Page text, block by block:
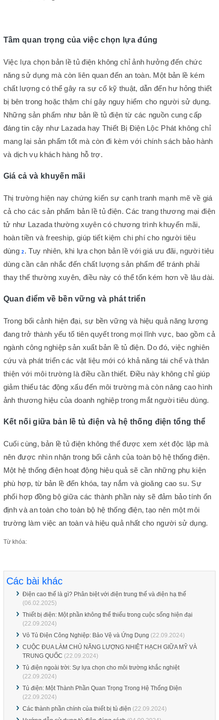
Tầm quan trọng của việc chọn lựa đúng
Việc lựa chọn bản lề tủ điện không chỉ ảnh hưởng đến chức
năng sử dụng mà còn liên quan đến an toàn. Một bản lề kém
chất lượng có thể gây ra sự cố kỹ thuật, dẫn đến hư hỏng thiết
bị bên trong hoặc thậm chí gây nguy hiểm cho người sử dụng.
Những sản phẩm như bản lề tủ điện từ các nguồn cung cấp
đáng tin cậy như Lazada hay Thiết Bị Điện Lộc Phát không chỉ
mang lại sản phẩm tốt mà còn đi kèm với chính sách bảo hành
và dịch vụ khách hàng hỗ trợ.
Giá cả và khuyến mãi
Thị trường hiện nay chứng kiến sự cạnh tranh mạnh mẽ về giá
cả cho các sản phẩm bản lề tủ điện. Các trang thương mại điện
tử như Lazada thường xuyên có chương trình khuyến mãi,
hoàn tiền và freeship, giúp tiết kiệm chi phí cho người tiêu
dùng2 . Tuy nhiên, khi lựa chọn bản lề với giá ưu đãi, người tiêu
dùng cần cân nhắc đến chất lượng sản phẩm để tránh phải
thay thế thường xuyên, điều này có thể tốn kém hơn về lâu dài.
Quan điểm về bền vững và phát triển
Trong bối cảnh hiện đại, sự bền vững và hiệu quả năng lượng
đang trở thành yếu tố tiên quyết trong mọi lĩnh vực, bao gồm cả
ngành công nghiệp sản xuất bản lề tủ điện. Do đó, việc nghiên
cứu và phát triển các vật liệu mới có khả năng tái chế và thân
thiện với môi trường là điều cần thiết. Điều này không chỉ giúp
giảm thiểu tác động xấu đến môi trường mà còn nâng cao hình
ảnh thương hiệu của doanh nghiệp trong mắt người tiêu dùng.
Kết nối giữa bản lề tủ điện và hệ thống điện tổng thể
Cuối cùng, bản lề tủ điện không thể được xem xét độc lập mà
nên được nhìn nhận trong bối cảnh của toàn bộ hệ thống điện.
Một hệ thống điện hoạt động hiệu quả sẽ cần những phụ kiện
phù hợp, từ bản lề đến khóa, tay nắm và gioăng cao su. Sự
phối hợp đồng bộ giữa các thành phần này sẽ đảm bảo tính ổn
định và an toàn cho toàn bộ hệ thống điện, tạo nên một môi
trường làm việc an toàn và hiệu quả nhất cho người sử dụng.
Từ khóa:
Các bài khác
Điện cao thế là gì? Phân biệt với điện trung thế và điện hạ thế
(06.02.2025)
Thiết bị điện: Một phần không thể thiếu trong cuộc sống hiện đại
(22.09.2024)
Vỏ Tủ Điện Công Nghiệp: Bảo Vệ và Ứng Dụng (22.09.2024)
CUỘC ĐUA LÀM CHỦ NĂNG LƯỢNG NHIỆT HẠCH GIỮA MỸ VÀ
TRUNG QUỐC (22.09.2024)
Tủ điện ngoài trời: Sự lựa chọn cho môi trường khắc nghiệt
(22.09.2024)
Tủ điện: Một Thành Phần Quan Trọng Trong Hệ Thống Điện
(22.09.2024)
Các thành phần chính của thiết bị tủ điện (22.09.2024)